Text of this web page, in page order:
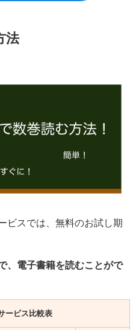
法
ビスでは、無料のお試し期
、電子書籍を読むことがで
ービス比較表